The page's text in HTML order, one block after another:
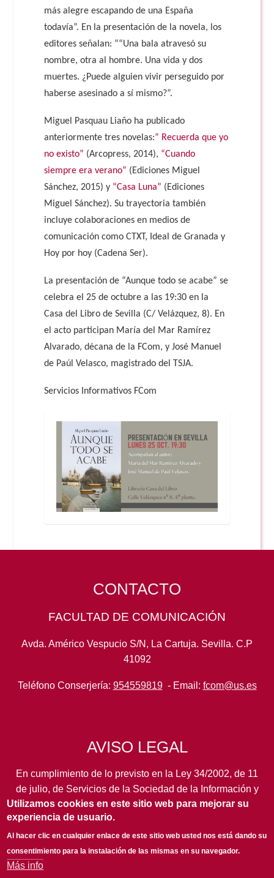
más alegre escapando de una España
todavía”. En la presentación de la novela, los
editores señalan: ““Una bala atravesó su
nombre, otra al hombre. Una vida y dos
muertes. ¿Puede alguien vivir perseguido por
haberse asesinado a sí mismo?”.
Miguel Pasquau Liaño ha publicado
anteriormente tres novelas:” Recuerda que yo
no existo” (Arcopress, 2014), “Cuando
siempre era verano” (Ediciones Miguel
Sánchez, 2015) y “Casa Luna” (Ediciones
Miguel Sánchez). Su trayectoria también
incluye colaboraciones en medios de
comunicación como CTXT, Ideal de Granada y
Hoy por hoy (Cadena Ser).
La presentación de “Aunque todo se acabe” se
celebra el 25 de octubre a las 19:30 en la
Casa del Libro de Sevilla (C/ Velázquez, 8). En
el acto participan María del Mar Ramírez
Alvarado, décana de la FCom, y José Manuel
de Paúl Velasco, magistrado del TSJA.
Servicios Informativos FCom
CONTACTO
FACULTAD DE COMUNICACIÓN
Avda. Américo Vespucio S/N, La Cartuja. Sevilla. C.P
41092
Teléfono Conserjería: 954559819- Email: fcom@us.es
AVISO LEGAL
En cumplimiento de lo previsto en la Ley 34/2002, de 11
de julio, de Servicios de la Sociedad de la Información y
de Comercio Electrónico, así como en otras normas de
legal aplicación, se pone en conocimiento de los
usuarios de este portal de laUniversidad de Sevillalos
siguientes datos de información general...leer más
Utilizamos cookies en este sitio web para mejorar su
experiencia de usuario.
Al hacer clic en cualquier enlace de este sitio web usted nos está dando su
consentimiento para la instalación de las mismas en su navegador.
Más info